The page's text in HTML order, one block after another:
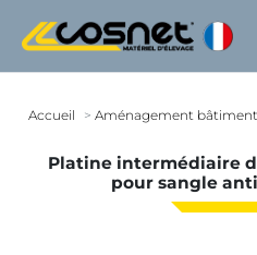
Accueil Aménagement bâtiment
Platine intermédiaire
pour sangle